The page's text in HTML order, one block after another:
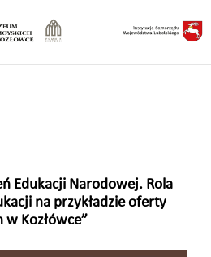
Edukacji Narodowej. Rola
na przykładzie oferty
Kozłówce”